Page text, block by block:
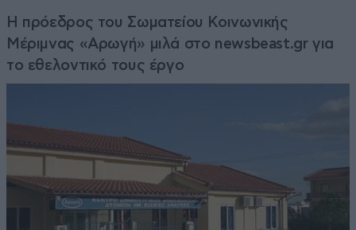
Η πρόεδρος του Σωματείου Κοινωνικής
Μέριμνας «Αρωγή» μιλά στο newsbeast.gr για
το εθελοντικό τους έργο